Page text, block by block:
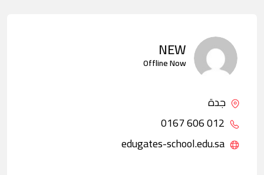
NEW
Offline Now
جدة